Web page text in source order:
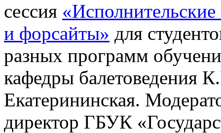
сессия «Исполнительские
и форсайты» для
разных программ
кафедры балетоведения
Екатерининская.
директор ГБУК